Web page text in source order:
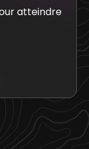
atteindre